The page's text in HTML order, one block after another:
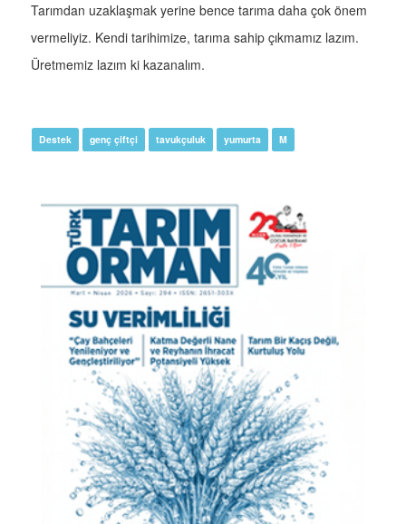
Tarımdan uzaklaşmak yerine bence tarıma daha çok önem
vermeliyiz. Kendi tarihimize, tarıma sahip çıkmamız lazım.
Üretmemiz lazım ki kazanalım.
Destek genç çiftçi tavukçuluk yumurta M